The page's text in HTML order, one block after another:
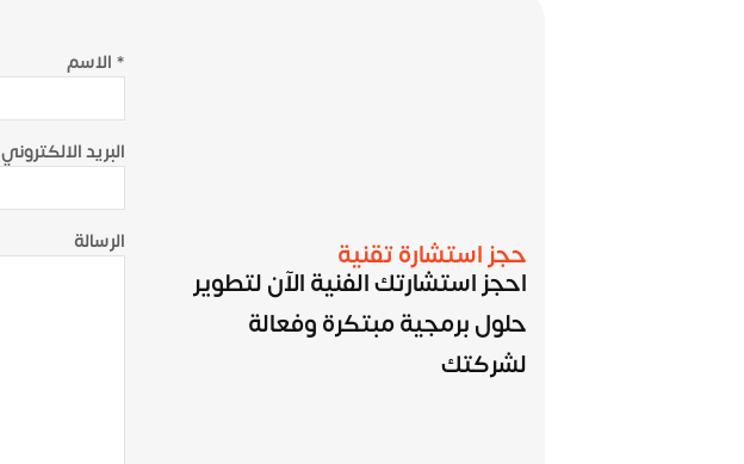
حجز استشارة تقنية
احجز استشارتك الفنية الآن لتطوير
حلول برمجية مبتكرة وفعالة
لشركتك
الاسم *
البريد الالكتروني
الرسالة